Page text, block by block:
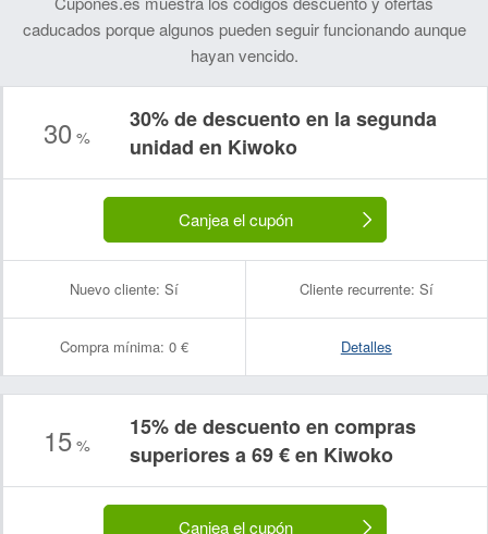
caducados porque algunos pueden seguir funcionando aunque
hayan vencido.
30 %
30% de descuento en la segunda
unidad en Kiwoko
Canjea el cupón
Nuevo cliente: Sí Cliente recurrente: Sí
Compra mínima: 0 € Detalles
15 %
15% de descuento en compras
superiores a 69 € en Kiwoko
Canjea el cupón
Nombre:
Correo electrónico: